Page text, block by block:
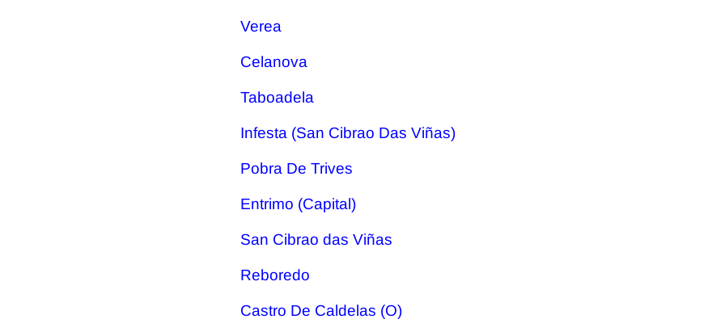
Verea
Celanova
Taboadela
Infesta (San Cibrao Das Viñas)
Pobra De Trives
Entrimo (Capital)
San Cibrao das Viñas
Reboredo
Castro De Caldelas (O)